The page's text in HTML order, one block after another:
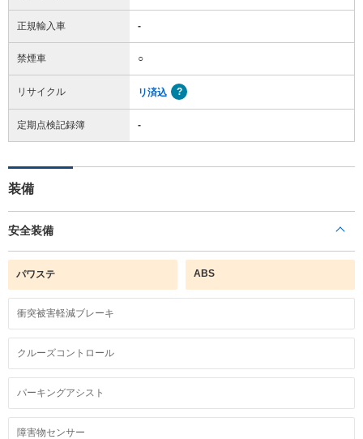
正規輸入車 -
禁煙車 ○
リサイクル リ済込
定期点検記録簿 -
装備
安全装備
パワステ ABS
衝突被害軽減ブレーキ
クルーズコントロール
パーキングアシスト
障害物センサー